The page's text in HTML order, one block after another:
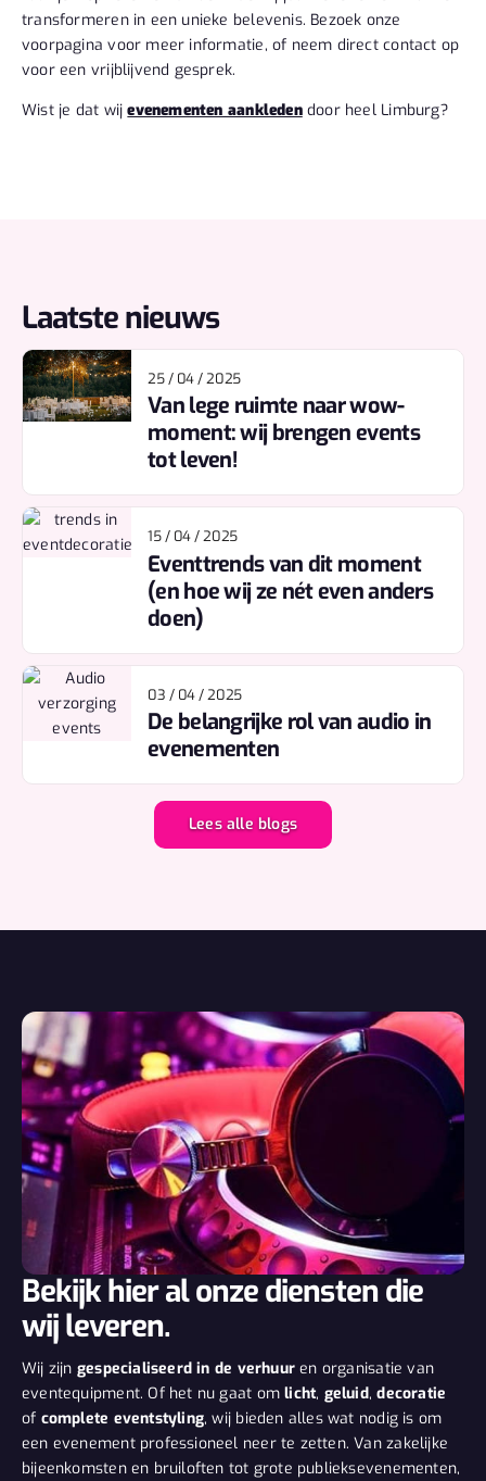
transformeren in een unieke belevenis. Bezoek onze
voorpagina voor meer informatie, of neem direct contact op
voor een vrijblijvend gesprek.
Wist je dat wijevenementen aankledendoor heel Limburg?
Laatste nieuws
25 / 04 / 2025
Van lege ruimte naar wow-
moment: wij brengen events
tot leven!
15 / 04 / 2025
Eventtrends van dit moment
(en hoe wij ze nét even anders
doen)
03 / 04 / 2025
De belangrijke rol van audio in
evenementen
Lees alle blogs
Bekijk hier al onze diensten die
wij leveren.
Wij zijn gespecialiseerd in de verhuuren organisatie van
eventequipment. Of het nu gaat omlicht, geluid,decoratie
of complete eventstyling, wij bieden alles wat nodig is om
een evenement professioneel neer te zetten. Van zakelijke
bijeenkomsten en bruiloften tot grote publieksevenementen,